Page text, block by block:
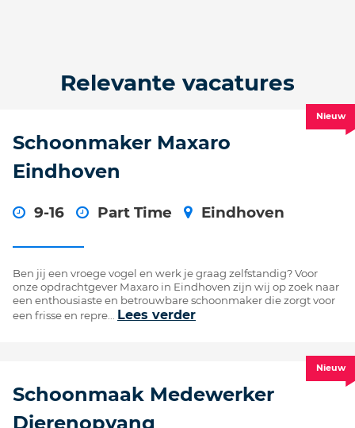
Relevante vacatures
Schoonmaker Maxaro
Eindhoven
9-16 Part Time Eindhoven
Ben jij een vroege vogel en werk je graag zelfstandig? Voor
onze opdrachtgever Maxaro in Eindhoven zijn wij op zoek naar
een enthousiaste en betrouwbare schoonmaker die zorgt voor
een frisse en repre...
Lees verder
Nieuw
Schoonmaak Medewerker
Dierenopvang
Nieuw